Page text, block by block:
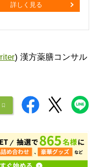
詳しく見る
) 漢方薬膳コンサル